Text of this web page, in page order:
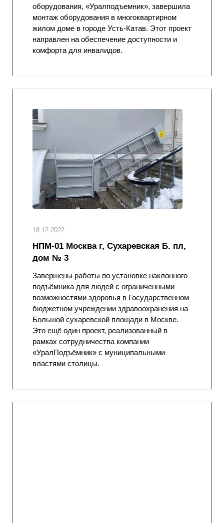
оборудования, «Уралподъемник», завершила
монтаж оборудования в многоквартирном
жилом доме в городе Усть-Катав. Этот проект
направлен на обеспечение доступности и
комфорта для инвалидов.
18.12.2022
НПМ-01 Москва г, Сухаревская Б. пл,
дом № 3
Завершены работы по установке наклонного
подъёмника для людей с ограниченными
возможностями здоровья в Государственном
бюджетном учреждении здравоохранения на
Большой сухаревской площади в Москве.
Это ещё один проект, реализованный в
рамках сотрудничества компании
«УралПодъёмник» с муниципальными
властями столицы.